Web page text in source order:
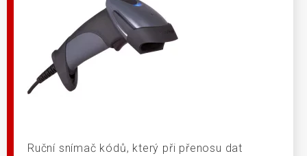
Ruční snímač kódů, který při přenosu dat